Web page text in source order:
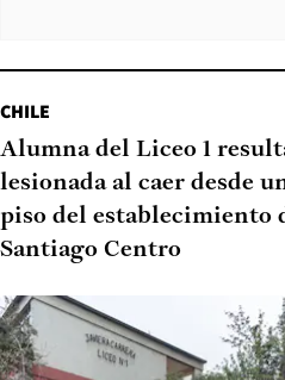
CHILE
Alumna del Liceo 1
lesionada al caer desde
piso del establecimiento
Santiago Centro